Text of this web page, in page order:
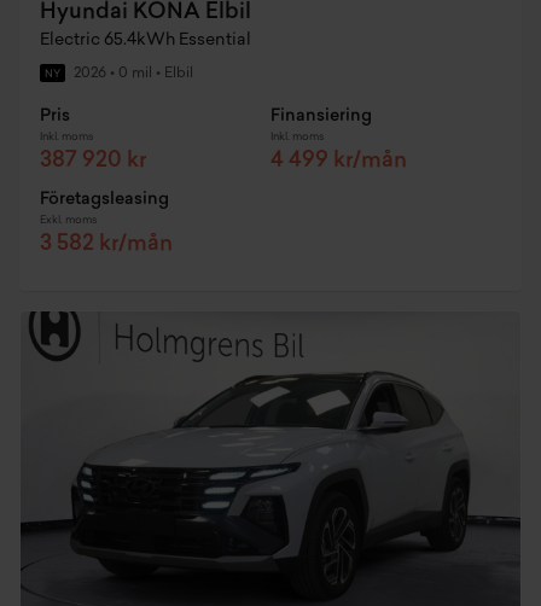
Hyundai KONA Elbil
Electric 65.4kWh Essential
NY 2026 • 0 mil • Elbil
Pris
Inkl. moms
387 920 kr
Finansiering
Inkl. moms
4 499 kr/mån
Företagsleasing
Exkl. moms
3 582 kr/mån